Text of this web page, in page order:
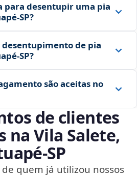
para desentupir uma pia
desentupimento de pia
são aceitas no
de clientes
na Vila Salete,
quem já utilizou nossos